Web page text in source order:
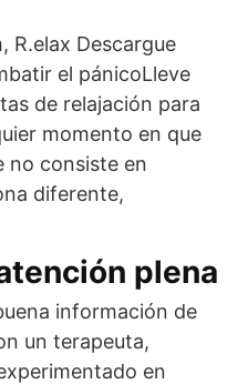
R.elax Descargue
el pánicoLleve
de relajación para
momento en que
no consiste en
diferente,
plena
información de
un terapeuta,
en